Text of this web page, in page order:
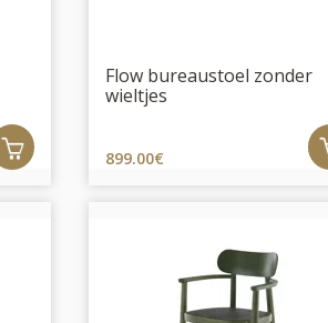
Flow bureaustoel zonder
wieltjes
899.00€